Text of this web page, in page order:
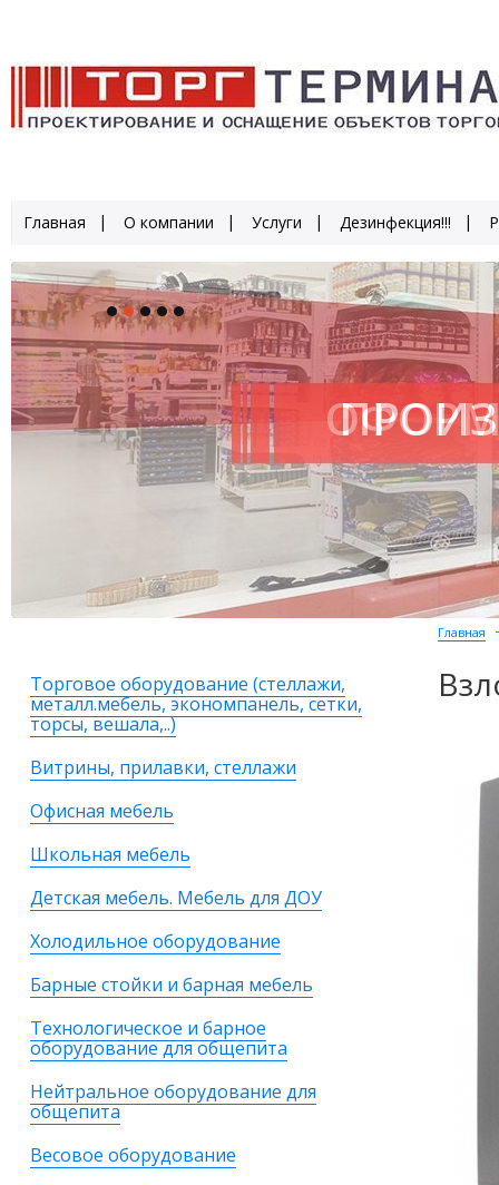
Главная О компании Услуги Дезинфекция!!!
Торговое оборудование (стеллажи,
металл.мебель, экономпанель, сетки,
торсы, вешала,..)
Витрины, прилавки, стеллажи
Офисная мебель
Школьная мебель
Детская мебель. Мебель для ДОУ
Холодильное оборудование
Барные стойки и барная мебель
Технологическое и барное
оборудование для общепита
Нейтральное оборудование для
общепита
Весовое оборудование
Главная